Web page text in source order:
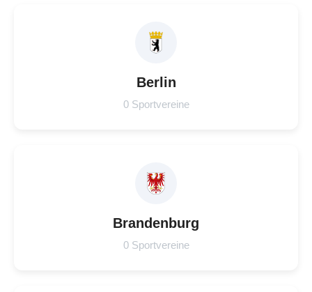
Berlin
0 Sportvereine
Brandenburg
0 Sportvereine